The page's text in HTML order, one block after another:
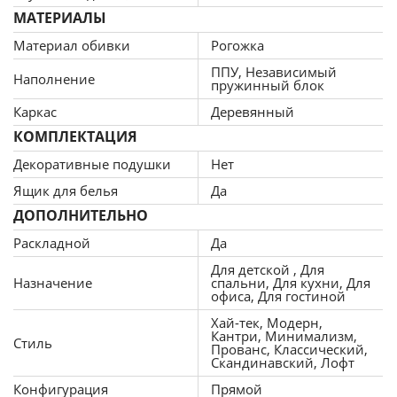
это сверхлегкий пластичный материал, получаемый из
синтетических полимеров, способный сохранять
форму. Пенополиуретан практичен и способен
прослужить в течение многих лет, кроме того, такой
материал безопасен и экологичен. ППУ пропускает
воздух, поэтому гигиеничен.
В наполнение матраса диван-кровати еврокнижка Кубо
так же входит независимый пружинный блок, который
служит амортизатором для тела во время нагрузки,
способствует вентиляции, так как пустая внутри
конструкция способствует отличному воздухообмену,
что полезно для здоровья (отсутствие вредных
микроорганизмов, хорошая терморегуляция). Матрас на
независимом пружинном блоке более надежен и
долговечен, так как использование толстой стальной и
прочной проволоки позволяет создавать упругие
пружины, не проваливающиеся в процессе
эксплуатации, что также полезно для правильного
МАТЕРИАЛЫ
Материал обивки
Рогожка
Наполнение
ППУ, Независимый
пружинный блок
Каркас
Деревянный
КОМПЛЕКТАЦИЯ
Декоративные подушки
Нет
Ящик для белья
Да
ДОПОЛНИТЕЛЬНО
Раскладной Да
Назначение
Для детской , Для
спальни, Для кухни, Для
офиса, Для гостиной
Стиль
Хай-тек, Модерн,
Кантри, Минимализм,
Прованс, Классический,
Скандинавский, Лофт
Конфигурация
Прямой